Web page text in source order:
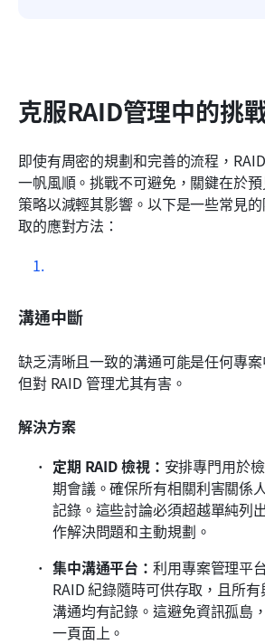
克服RAID管理中的挑
即使有周密的規劃和完善的流程，
一帆風順。挑戰不可避免，關鍵在於
策略以減輕其影響。以下是一些常見
取的應對方法：
溝通中斷
缺乏清晰且一致的溝通可能是任何專案
但對 RAID 管理尤其有害。
解決方案
定期 RAID 檢視： 安排專門用於
期會議。確保所有相關利害關係
記錄。這些討論必須超越單純列
作解決問題和主動規劃。
集中溝通平台：利用專案管理平
RAID 紀錄隨時可供存取，且所
溝通均有記錄。這避免資訊孤島
一頁面上。